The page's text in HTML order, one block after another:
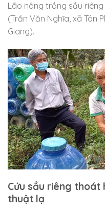
Lão nông trồng sầu
(Trần Văn Nghĩa, xã Tân
Giang).
Cứu sầu riêng thoát
thuật lạ